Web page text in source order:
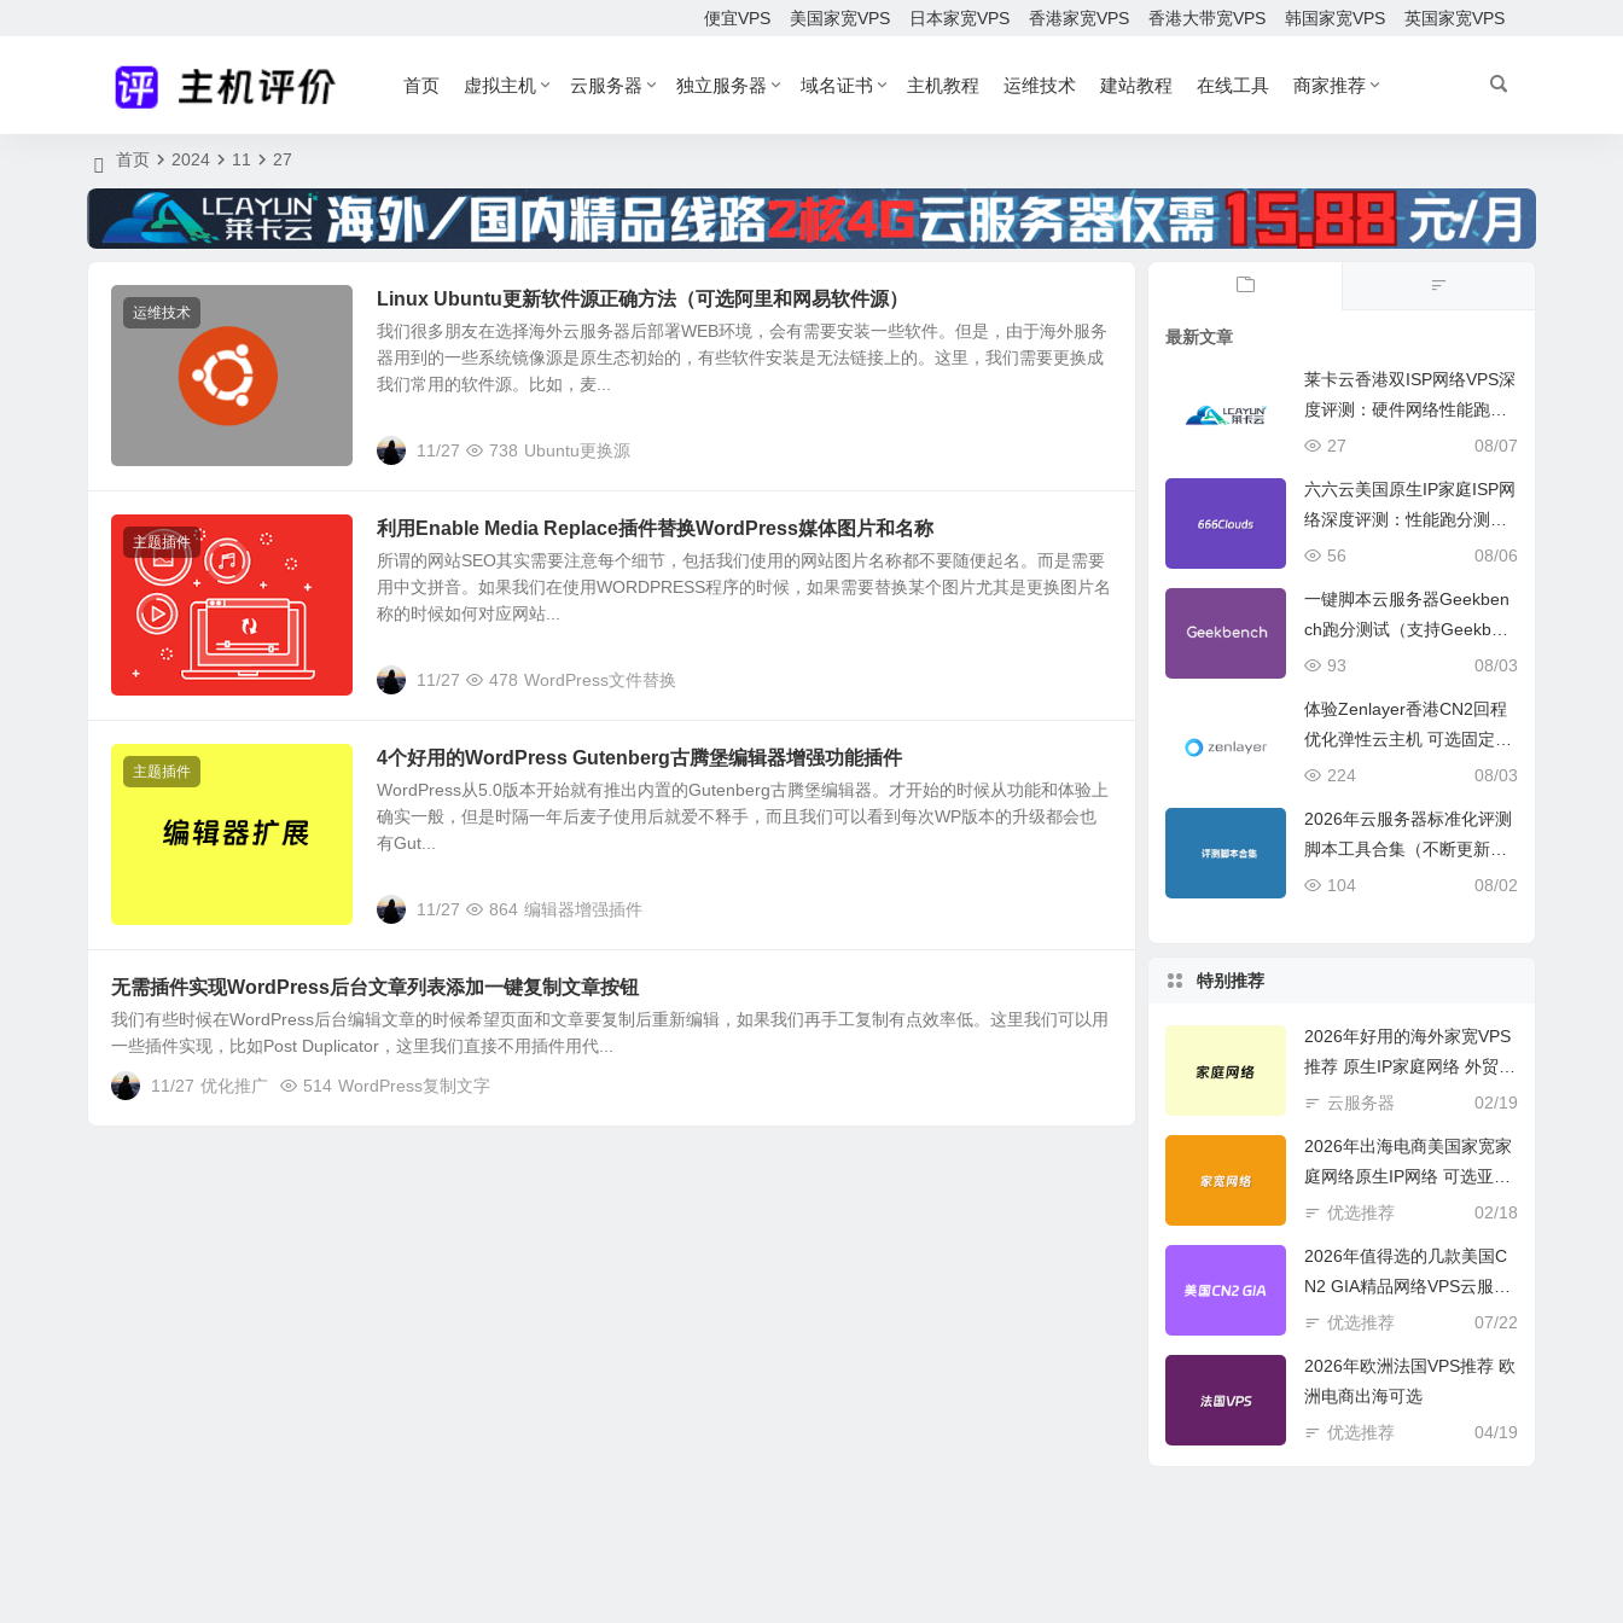
便宜VPS 美国家宽VPS 日本家宽VPS 香港家宽VPS 香港大带宽VPS 韩国家宽VPS 英国家宽VPS
首页 虚拟主机 云服务器 独立服务器 域名证书 主机教程 运维技术 建站教程 在线工具 商家推荐
首页 2024 11 27
运维技术
Linux Ubuntu更新软件源正确方法（可选阿里和网易软件源）
我们很多朋友在选择海外云服务器后部署WEB环境，会有需要安装一些软件。但是，由于海外服务
器用到的一些系统镜像源是原生态初始的，有些软件安装是无法链接上的。这里，我们需要更换成
我们常用的软件源。比如，麦...
11/27 738 Ubuntu更换源
主题插件
利用Enable Media Replace插件替换WordPress媒体图片和名称
所谓的网站SEO其实需要注意每个细节，包括我们使用的网站图片名称都不要随便起名。而是需要
用中文拼音。如果我们在使用WORDPRESS程序的时候，如果需要替换某个图片尤其是更换图片名
称的时候如何对应网站...
11/27 478 WordPress文件替换
主题插件
4个好用的WordPress Gutenberg古腾堡编辑器增强功能插件
WordPress从5.0版本开始就有推出内置的Gutenberg古腾堡编辑器。才开始的时候从功能和体验上
确实一般，但是时隔一年后麦子使用后就爱不释手，而且我们可以看到每次WP版本的升级都会也
有Gut...
11/27 864 编辑器增强插件
无需插件实现WordPress后台文章列表添加一键复制文章按钮
我们有些时候在WordPress后台编辑文章的时候希望页面和文章要复制后重新编辑，如果我们再手工复制有点效率低。这里我们可以用
一些插件实现，比如Post Duplicator，这里我们直接不用插件用代...
11/27 优化推广 514 WordPress复制文字
最新文章
莱卡云香港双ISP网络VPS深
度评测：硬件网络性能跑
分、流媒体兼容测试和选择
08/07
27
六六云美国原生IP家庭ISP网
络深度评测：性能跑分测
试、网络线路与购买建议08/06
56
一键脚本云服务器Geekben
ch跑分测试（支持Geekben
ch 5 Geekbench 6 Geekbe
08/03
93
体验Zenlayer香港CN2回程
优化弹性云主机 可选固定带
宽或流量模式
08/03
224
2026年云服务器标准化评测
脚本工具合集（不断更新完
善）
08/02
104
特别推荐
2026年好用的海外家宽VPS
推荐 原生IP家庭网络 外贸电
商必选
02/19
云服务器
2026年出海电商美国家宽家
庭网络原生IP网络 可选亚欧
美云服务器
02/18
优选推荐
2026年值得选的几款美国C
N2 GIA精品网络VPS云服务
器推荐
07/22
优选推荐
2026年欧洲法国VPS推荐 欧
洲电商出海可选
04/19
优选推荐